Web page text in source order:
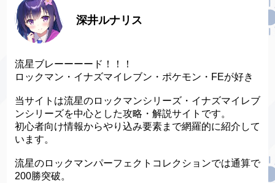
深井ルナリス
流星ブレーーーード！！！
ロックマン・イナズマイレブン・ポケモン・FEが好き
当サイトは流星のロックマンシリーズ・イナズマイレブ
ンシリーズを中心とした攻略・解説サイトです。
初心者向け情報からやり込み要素まで網羅的に紹介して
います。
流星のロックマンパーフェクトコレクションでは通算で
200勝突破。